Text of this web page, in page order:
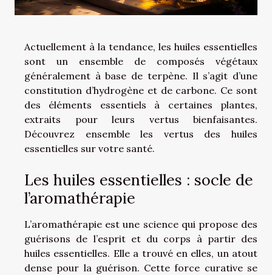
Actuellement à la tendance, les huiles essentielles
sont un ensemble de composés végétaux
généralement à base de terpène. Il s’agit d’une
constitution d’hydrogène et de carbone. Ce sont
des éléments essentiels à certaines plantes,
extraits pour leurs vertus bienfaisantes.
Découvrez ensemble les vertus des huiles
essentielles sur votre santé.
Les huiles essentielles : socle de
l’aromathérapie
L’aromathérapie est une science qui propose des
guérisons de l’esprit et du corps à partir des
huiles essentielles. Elle a trouvé en elles, un atout
dense pour la guérison. Cette force curative se